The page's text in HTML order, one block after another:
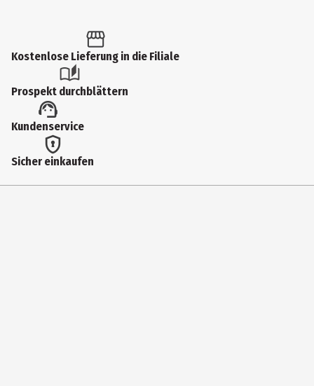
Produkttyp
Elektrische Zahnbürste
Modellnummer
HX4031/24
Hersteller
Kostenlose Lieferung in die Filiale
Prospekt durchblättern
Kundenservice
Sicher einkaufen